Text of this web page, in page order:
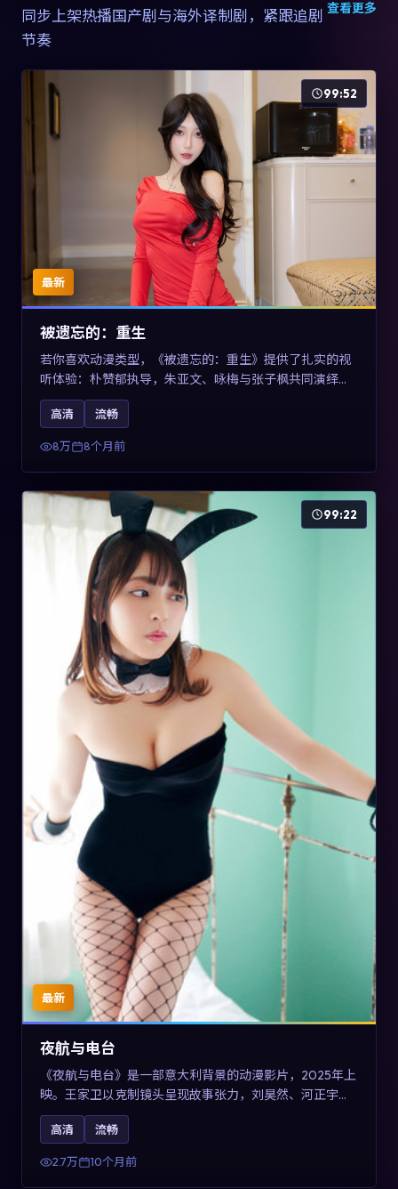
同步上架热播国产剧与海外译制剧，紧跟追剧
节奏
查看更多
最新
99:52
被遗忘的：重生
若你喜欢动漫类型，《被遗忘的：重生》提供了扎实的视
听体验：朴赞郁执导，朱亚文、咏梅与张子枫共同演绎。
影片2025年于法国上映，内容用喜剧外壳包裹对现实规则
的温和反讽，关键词包含高清流畅、人物关系与情节反
转，适合检索「2025动漫」「法国电影」的用户。
高清 流畅
8万 8个月前
最新
99:22
夜航与电台
《夜航与电台》是一部意大利背景的动漫影片，2025年上
映。王家卫以克制镜头呈现故事张力，刘昊然、河正宇与
王景春的对手戏可圈可点。剧情层面以多线叙事拼贴都市
边缘人的选择与救赎，对关注导演风格与演员阵容的观众
具有检索与收藏价值。
高清 流畅
2.7万 10个月前